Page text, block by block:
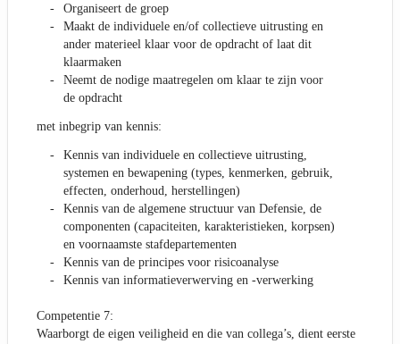
Organiseert de groep
Maakt de individuele en/of collectieve uitrusting en
ander materieel klaar voor de opdracht of laat dit
klaarmaken
Neemt de nodige maatregelen om klaar te zijn voor
de opdracht
met inbegrip van kennis:
Kennis van individuele en collectieve uitrusting,
systemen en bewapening (types, kenmerken, gebruik,
effecten, onderhoud, herstellingen)
Kennis van de algemene structuur van Defensie, de
componenten (capaciteiten, karakteristieken, korpsen)
en voornaamste stafdepartementen
Kennis van de principes voor risicoanalyse
Kennis van informatieverwerving en -verwerking
Competentie 7:
Waarborgt de eigen veiligheid en die van collega’s, dient eerste